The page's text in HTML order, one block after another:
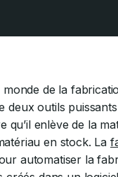
monde de la
deux outils
qu’il enlève de la
en stock. La
automatiser la